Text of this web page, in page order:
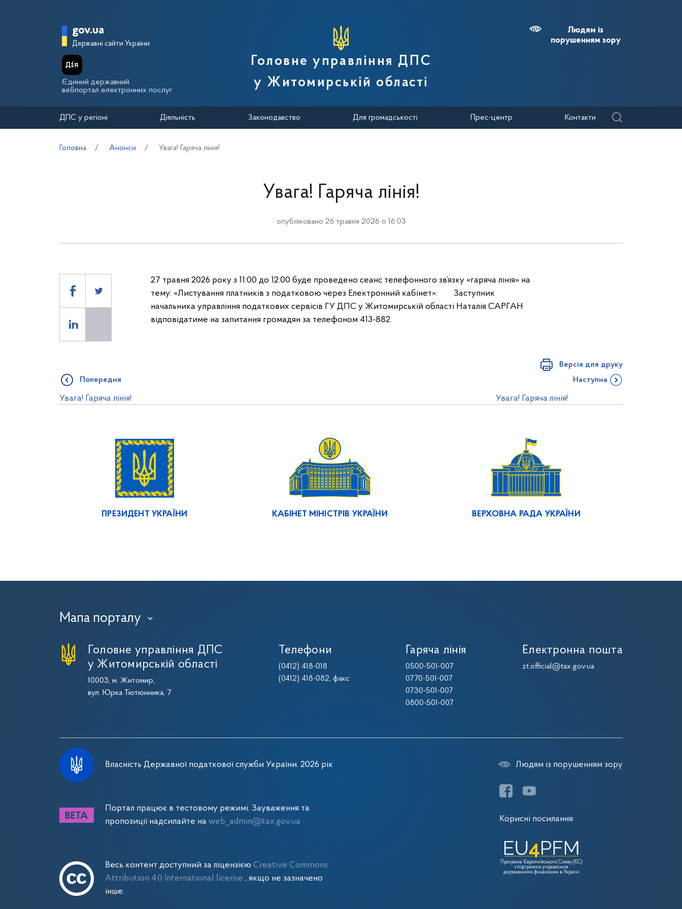
Головна сторінка Державної податкової служби України
gov.ua
Державні сайти України
Єдиний державний
вебпортал електронних послуг
Головне управління ДПС
у Житомирській області
Людям із
порушенням зору
ДПС у регіоні Діяльність Законодавство Для громадськості Прес-центр Контакти
Головна Анонси Увага! Гаряча лінія!
Увага! Гаряча лінія!
опубліковано 26 травня 2026 о 16:03
27 травня 2026 року з 11:00 до 12:00 буде проведено сеанс телефонного зв’язку «гаряча лінія» на
тему: «Листування платників з податковою через Електронний кабінет». Заступник
начальника управління податкових сервісів ГУ ДПС у Житомирській області Наталія САРГАН
відповідатиме на запитання громадян за телефоном 413-882.
Версія для друку
Попередня
Увага! Гаряча лінія!
Наступна
Увага! Гаряча лінія!
ПРЕЗИДЕНТ УКРАЇНИ КАБІНЕТ МІНІСТРІВ УКРАЇНИ ВЕРХОВНА РАДА УКРАЇНИ
Мапа порталу ›
Головне управління ДПС
у Житомирській області
10003, м. Житомир,
вул. Юрка Тютюнника, 7
Телефони
(0412) 418-018
(0412) 418-082, факс
Гаряча лінія
0500-501-007
0770-501-007
0730-501-007
0800-501-007
Електронна пошта
zt.official@tax.gov.ua
Власність Державної податкової служби України. 2026 рік
Портал працює в тестовому режимі. Зауваження та
пропозиції надсилайте на web_admin@tax.gov.ua
Весь контент доступний за ліцензією Creative Commons
Attribution 4.0 International license , якщо не зазначено
інше.
Людям із порушенням зору
Корисні посилання
Програма Європейського Союзу (ЄС)
з підтримки управління
державними фінансами в Україні